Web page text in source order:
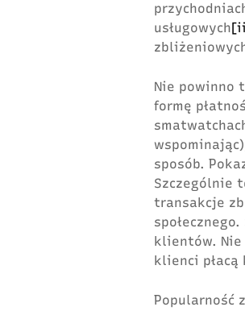
usługowych
Nie powinno
formę
sposób.
Szczególnie
transakcje
klientów. Nie
klienci
Popularność